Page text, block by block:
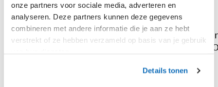
onze partners voor sociale media, adverteren en
analyseren. Deze partners kunnen deze gegevens
combineren met andere informatie die je aan ze hebt
verstrekt of ze hebben verzameld op basis van je gebruik
Details tonen